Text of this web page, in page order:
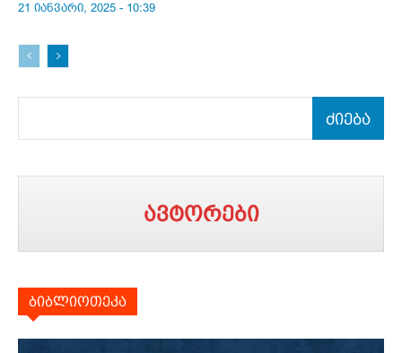
21 იანვარი, 2025 - 10:39
ძიება
ავტორები
ბიბლიოთეკა